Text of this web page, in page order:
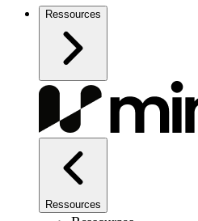
Ressources
Ressources